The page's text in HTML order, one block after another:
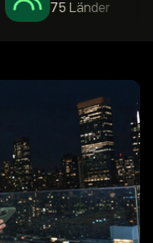
75 Länder